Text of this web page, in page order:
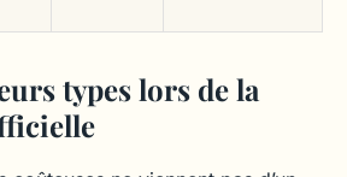
types lors de la